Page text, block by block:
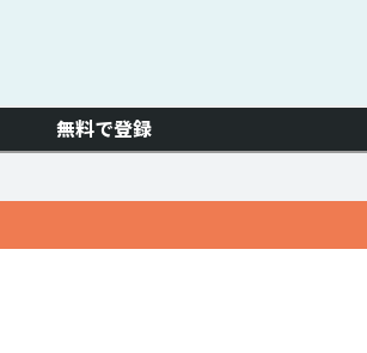
無料で登録